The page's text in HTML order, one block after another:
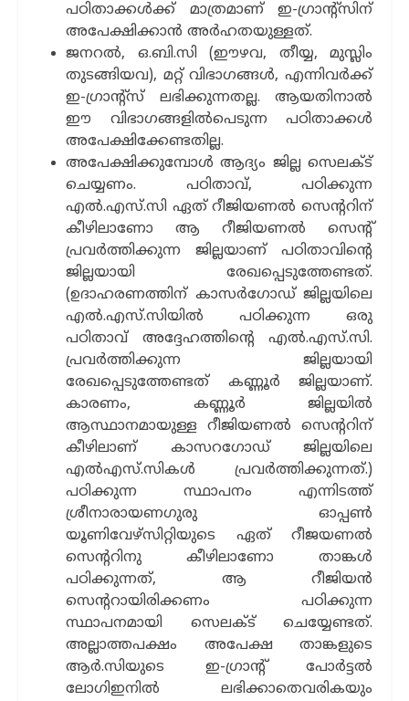
പഠിതാക്കള്‍ക്ക് മാത്രമാണ് ഇ-ഗ്രാന്‍റ്സിന്
അപേക്ഷിക്കാന്‍ അര്‍ഹതയുള്ളത്.
ജനറല്‍, ഒ.ബി.സി (ഈഴവ, തീയ്യ, മുസ്ലിം
തുടങ്ങിയവ), മറ്റ് വിഭാഗങ്ങള്‍, എന്നിവര്‍ക്ക്
ഇ-ഗ്രാന്‍റ്സ് ലഭിക്കുന്നതല്ല. ആയതിനാല്‍
ഈ വിഭാഗങ്ങളില്‍പെടുന്ന പഠിതാക്കള്‍
അപേക്ഷിക്കേണ്ടതില്ല.
അപേക്ഷിക്കുമ്പോള്‍ ആദ്യം ജില്ല സെലക്ട്
ചെയ്യണം. പഠിതാവ്, പഠിക്കുന്ന
എല്‍.എസ്.സി ഏത് റീജിയണല്‍ സെന്‍ററിന്
കീഴിലാണോ ആ റീജിയണല്‍ സെന്‍റ്
പ്രവര്‍ത്തിക്കുന്ന ജില്ലയാണ് പഠിതാവിന്‍റെ
ജില്ലയായി രേഖപ്പെടുത്തേണ്ടത്.
(ഉദാഹരണത്തിന് കാസര്‍ഗോഡ് ജില്ലയിലെ
എല്‍.എസ്.സിയില്‍ പഠിക്കുന്ന ഒരു
പഠിതാവ് അദ്ദേഹത്തിന്‍റെ എല്‍.എസ്.സി.
പ്രവര്‍ത്തിക്കുന്ന ജില്ലയായി
രേഖപ്പെടുത്തേണ്ടത് കണ്ണൂര്‍ ജില്ലയാണ്.
കാരണം, കണ്ണൂര്‍ ജില്ലയില്‍
ആസ്ഥാനമായുള്ള റീജിയണല്‍ സെന്‍ററിന്
കീഴിലാണ് കാസറഗോഡ് ജില്ലയിലെ
എല്‍എസ്.സികള്‍ പ്രവര്‍ത്തിക്കുന്നത്.)
പഠിക്കുന്ന സ്ഥാപനം എന്നിടത്ത്
ശ്രീനാരായണഗുരു ഓപ്പണ്‍
യൂണിവേഴ്സിറ്റിയുടെ ഏത് റീജയണല്‍
സെന്‍ററിനു കീഴിലാണോ താങ്കള്‍
പഠിക്കുന്നത്, ആ റീജിയന്‍
സെന്‍ററായിരിക്കണം പഠിക്കുന്ന
സ്ഥാപനമായി സെലക്ട് ചെയ്യേണ്ടത്.
അല്ലാത്തപക്ഷം അപേക്ഷ താങ്കളുടെ
ആര്‍.സിയുടെ ഇ-ഗ്രാന്‍റ് പോര്‍ട്ടല്‍
ലോഗിഇനില്‍ ലഭിക്കാതെവരികയും